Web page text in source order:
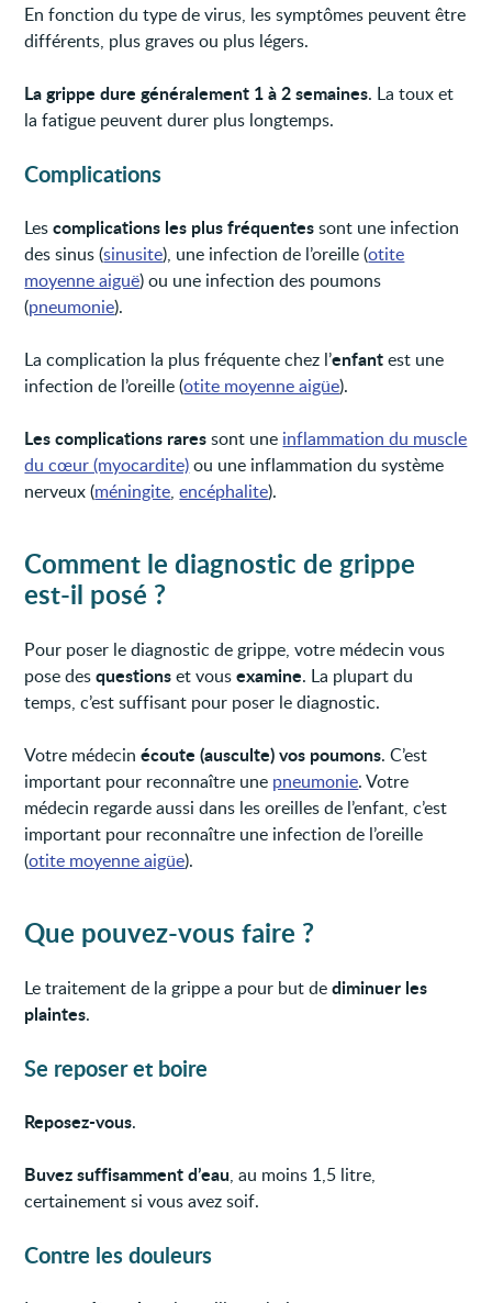
En fonction du type de virus, les symptômes peuvent être
différents, plus graves ou plus légers.
La grippe dure généralement 1 à 2 semaines. La toux et
la fatigue peuvent durer plus longtemps.
Complications
Lescomplications les plus fréquentessont une infection
des sinus (sinusite), une infection de l’oreille (otite
moyenne aiguë) ou une infection des poumons
(pneumonie).
La complication la plus fréquente chez l’enfantest une
infection de l’oreille (otite moyenne aigüe).
Les complications raressont une inflammation du muscle
du cœur (myocardite)ou une inflammation du système
nerveux (méningite,encéphalite).
Comment le diagnostic de grippe
est-il posé ?
Pour poser le diagnostic de grippe, votre médecin vous
pose desquestionset vousexamine. La plupart du
temps, c’est suffisant pour poser le diagnostic.
Votre médecinécoute (ausculte) vos poumons. C’est
important pour reconnaître une pneumonie. Votre
médecin regarde aussi dans les oreilles de l’enfant, c’est
important pour reconnaître une infection de l’oreille
(otite moyenne aigüe).
Que pouvez-vous faire ?
Le traitement de la grippe a pour but dediminuer les
plaintes.
Se reposer et boire
Reposez-vous.
Buvez suffisamment d’eau, au moins 1,5 litre,
certainement si vous avez soif.
Contre les douleurs